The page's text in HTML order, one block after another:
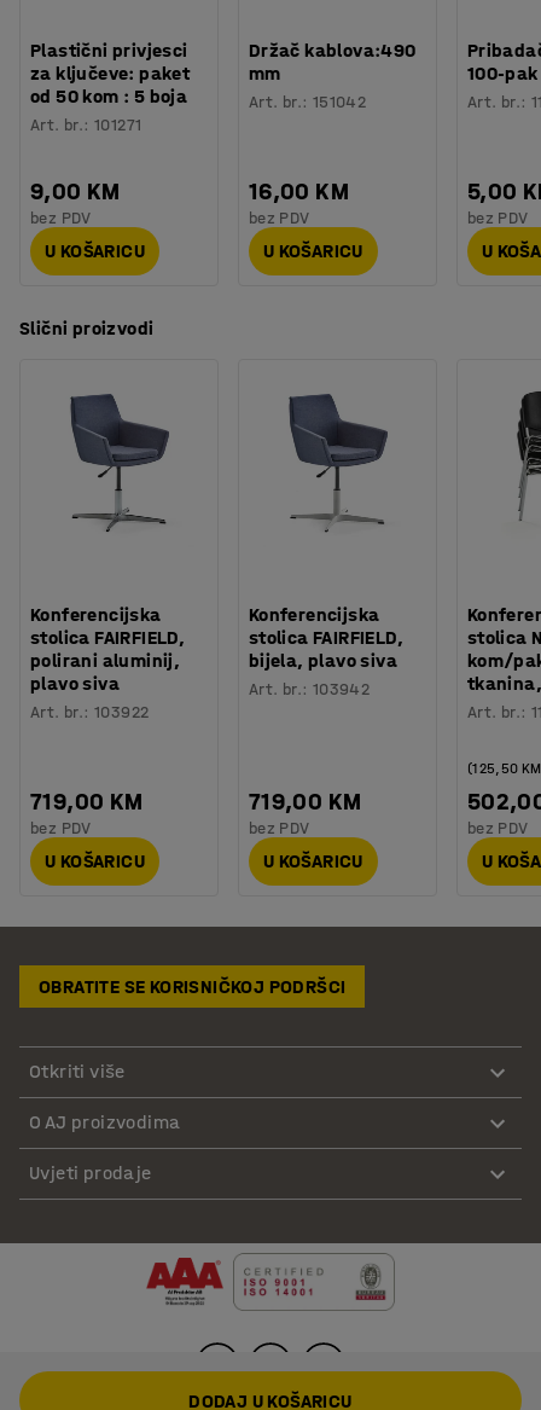
Plastični privjesci
za ključeve: paket
od 50 kom : 5 boja
Art. br.:101271
9,00 KM
bez PDV
U KOŠARICU
Držač kablova:490
mm
Art. br.: 151042
16,00 KM
bez PDV
U KOŠARICU
100-pak
Art. br.:
5,00
bez PDV
U
Slični proizvodi
Konferencijska
stolica FAIRFIELD,
polirani aluminij,
plavo siva
Art. br.:103922
719,00 KM
bez PDV
U KOŠARICU
Konferencijska
stolica FAIRFIELD,
bijela, plavo siva
Art. br.: 103942
719,00 KM
bez PDV
U KOŠARICU
stolica
kom/
Art. br.:
(125,50
bez PDV
U
OBRATITE SE KORISNIČKOJ PODRŠCI
Otkriti više
O AJ proizvodima
Uvjeti prodaje
DODAJ U KOŠARICU